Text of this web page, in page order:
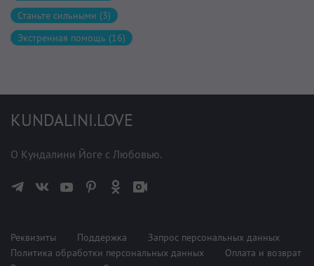
Станьте сильными (3)
Экстренная помощь (16)
KUNDALINI.LOVE
О Кундалини Йоге с Любовью.
Реквизиты Поддержка
Запрос персональных данных
Политика обработки персональных данных
Оплата и возврат